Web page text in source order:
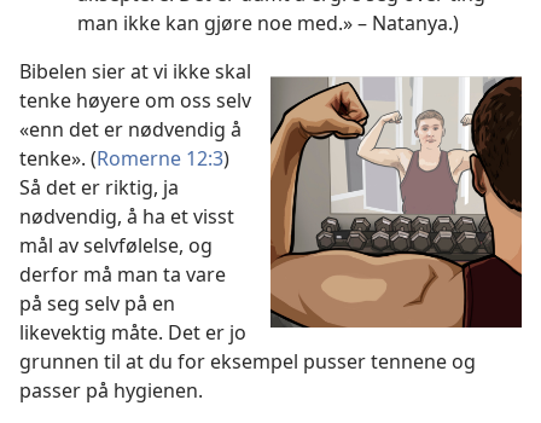
man ikke kan gjøre noe med.» – Natanya.)
Bibelen sier at vi ikke skal
tenke høyere om oss selv
«enn det er nødvendig å
tenke». (Romerne 12:3)
Så det er riktig, ja
nødvendig, å ha et visst
mål av selvfølelse, og
derfor må man ta vare
på seg selv på en
likevektig måte. Det er jo
grunnen til at du for eksempel pusser tennene og
passer på hygienen.